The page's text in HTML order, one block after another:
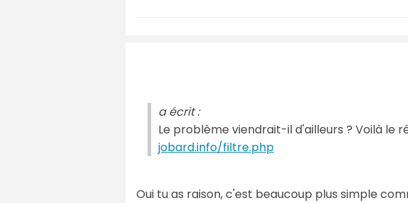
a écrit :
Le problème viendrait-il d'ailleurs ? Voilà le
jobard.info/filtre.php
Oui tu as raison, c'est beaucoup plus simple